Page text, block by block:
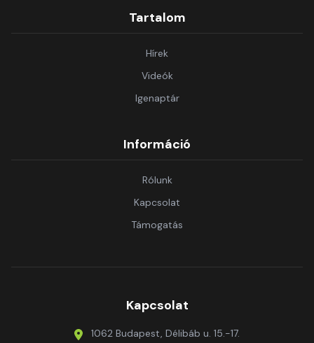
Tartalom
Hírek
Videók
Igenaptár
Információ
Rólunk
Kapcsolat
Támogatás
Kapcsolat
1062 Budapest, Délibáb u. 15.-17.